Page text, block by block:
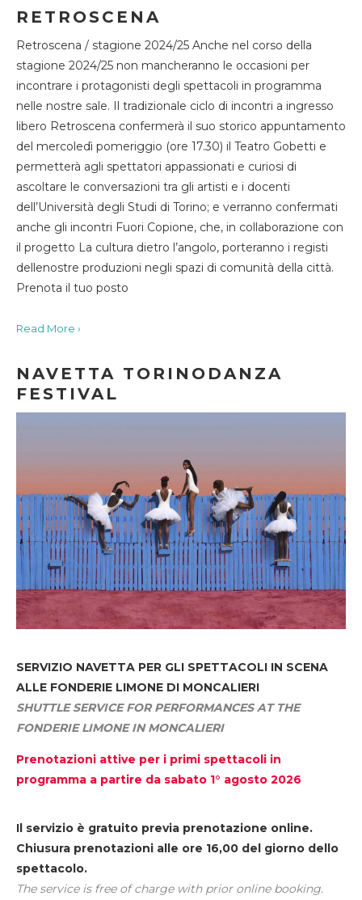
RETROSCENA
Retroscena / stagione 2024/25 Anche nel corso della
stagione 2024/25 non mancheranno le occasioni per
incontrare i protagonisti degli spettacoli in programma
nelle nostre sale. Il tradizionale ciclo di incontri a ingresso
libero Retroscena confermerà il suo storico appuntamento
del mercoledì pomeriggio (ore 17.30) il Teatro Gobetti e
permetterà agli spettatori appassionati e curiosi di
ascoltare le conversazioni tra gli artisti e i docenti
dell’Università degli Studi di Torino; e verranno confermati
anche gli incontri Fuori Copione, che, in collaborazione con
il progetto La cultura dietro l’angolo, porteranno i registi
dellenostre produzioni negli spazi di comunità della città.
Prenota il tuo posto
Read More ›
NAVETTA TORINODANZA
FESTIVAL
SERVIZIO NAVETTA PER GLI SPETTACOLI IN SCENA
ALLE FONDERIE LIMONE DI MONCALIERI
SHUTTLE SERVICE FOR PERFORMANCES AT THE
FONDERIE LIMONE IN MONCALIERI
Prenotazioni attive per i primi spettacoli in
programma a partire da sabato 1° agosto 2026
Il servizio è gratuito previa prenotazione online.
Chiusura prenotazioni alle ore 16,00 del giorno dello
spettacolo.
The service is free of charge with prior online booking.